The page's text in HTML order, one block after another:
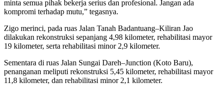
minta semua pihak bekerja serius dan profesional. Jangan ada
kompromi terhadap mutu,” tegasnya.
Zigo merinci, pada ruas Jalan Tanah Badantuang–Kiliran Jao
dilakukan rekonstruksi sepanjang 4,98 kilometer, rehabilitasi mayor
19 kilometer, serta rehabilitasi minor 2,9 kilometer.
Sementara di ruas Jalan Sungai Dareh–Junction (Koto Baru),
penanganan meliputi rekonstruksi 5,45 kilometer, rehabilitasi mayor
11,8 kilometer, dan rehabilitasi minor 2,1 kilometer.